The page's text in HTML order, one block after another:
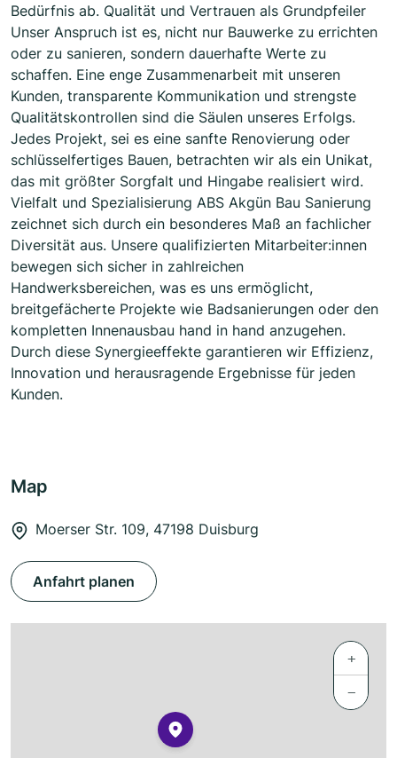
Bedürfnis ab. Qualität und Vertrauen als Grundpfeiler
Unser Anspruch ist es, nicht nur Bauwerke zu errichten
oder zu sanieren, sondern dauerhafte Werte zu
schaffen. Eine enge Zusammenarbeit mit unseren
Kunden, transparente Kommunikation und strengste
Qualitätskontrollen sind die Säulen unseres Erfolgs.
Jedes Projekt, sei es eine sanfte Renovierung oder
schlüsselfertiges Bauen, betrachten wir als ein Unikat,
das mit größter Sorgfalt und Hingabe realisiert wird.
Vielfalt und Spezialisierung ABS Akgün Bau Sanierung
zeichnet sich durch ein besonderes Maß an fachlicher
Diversität aus. Unsere qualifizierten Mitarbeiter:innen
bewegen sich sicher in zahlreichen
Handwerksbereichen, was es uns ermöglicht,
breitgefächerte Projekte wie Badsanierungen oder den
kompletten Innenausbau hand in hand anzugehen.
Durch diese Synergieeffekte garantieren wir Effizienz,
Innovation und herausragende Ergebnisse für jeden
Kunden.
Map
Moerser Str. 109, 47198 Duisburg
Anfahrt planen
+
−